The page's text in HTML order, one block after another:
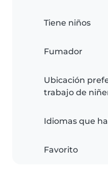
Tiene niños
Fumador
Ubicación
trabajo de
Idiomas que
Favorito